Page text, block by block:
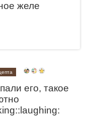
желе
его, такое